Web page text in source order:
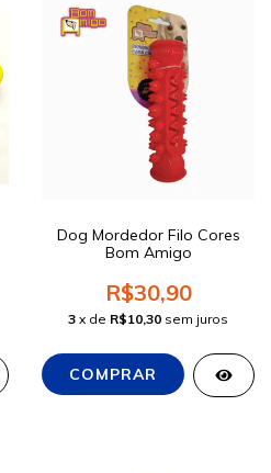
Dog Mordedor Filo Cores
Bom Amigo
R$30,90
3 x de R$10,30 sem juros